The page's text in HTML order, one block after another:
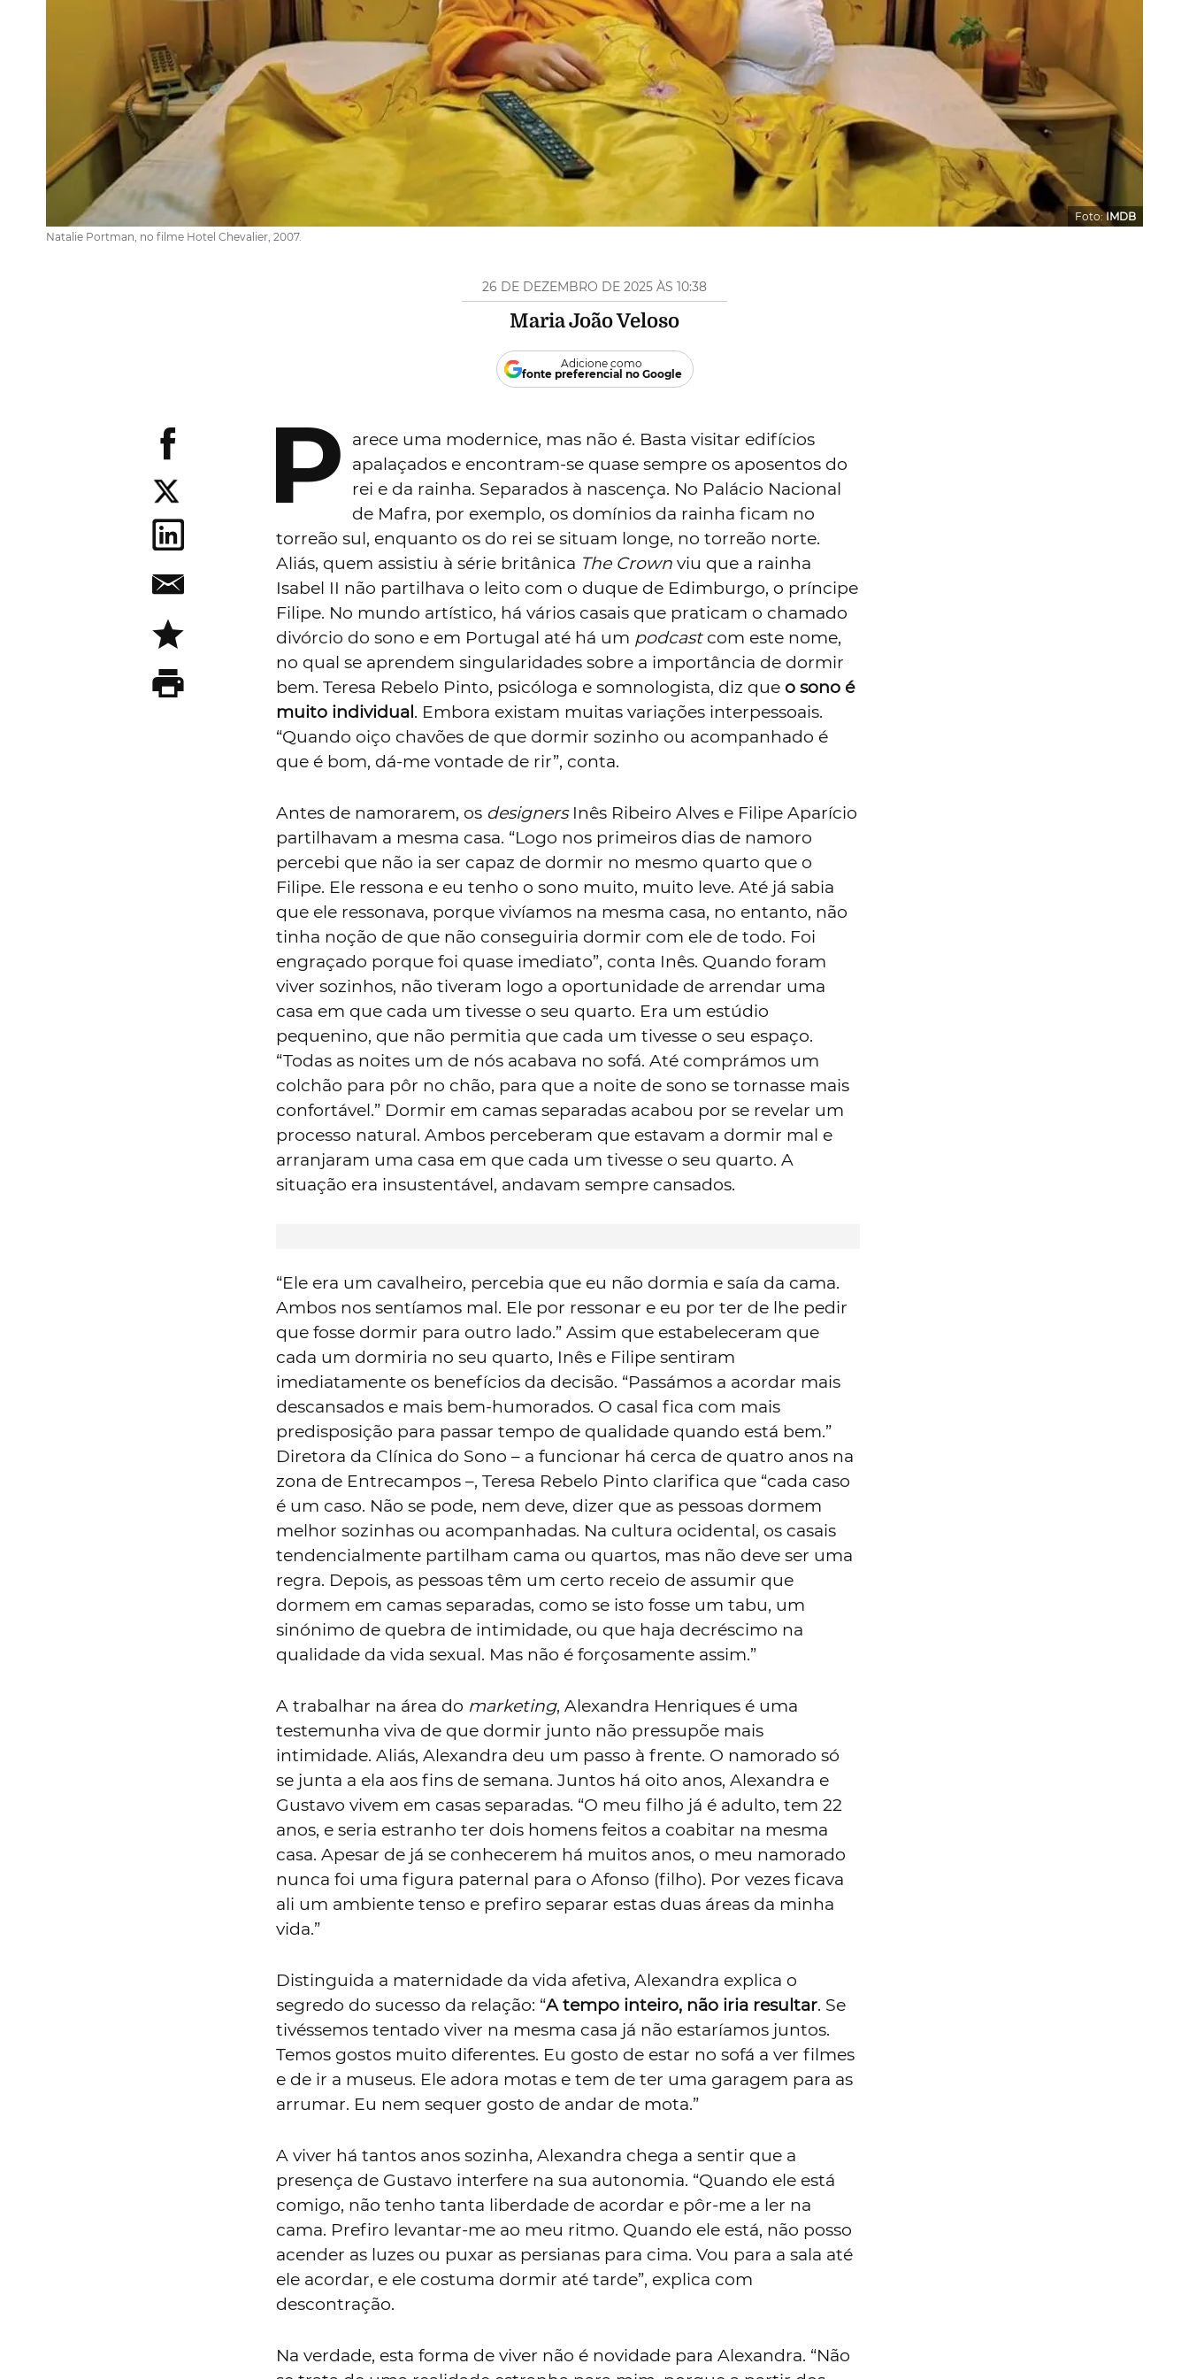
Natalie Portman, no filme Hotel Chevalier, 2007.
Foto:IMDB
26 DE DEZEMBRO DE 2025 ÀS 10:38
Maria João Veloso
Adicione como
fonte preferencial no Google
P
arece uma modernice, mas não é. Basta visitar edifícios
apalaçados e encontram-se quase sempre os aposentos do
rei e da rainha. Separados à nascença. No Palácio Nacional
de Mafra, por exemplo, os domínios da rainha ficam no
torreão sul, enquanto os do rei se situam longe, no torreão norte.
Aliás, quem assistiu à série britânica The Crown viu que a rainha
Isabel II não partilhava o leito com o duque de Edimburgo, o príncipe
Filipe. No mundo artístico, há vários casais que praticam o chamado
divórcio do sono e em Portugal até há um podcast com este nome,
no qual se aprendem singularidades sobre a importância de dormir
bem. Teresa Rebelo Pinto, psicóloga e somnologista, diz que o sono é
muito individual. Embora existam muitas variações interpessoais.
“Quando oiço chavões de que dormir sozinho ou acompanhado é
que é bom, dá-me vontade de rir”, conta.
Antes de namorarem, os designers Inês Ribeiro Alves e Filipe Aparício
partilhavam a mesma casa. “Logo nos primeiros dias de namoro
percebi que não ia ser capaz de dormir no mesmo quarto que o
Filipe. Ele ressona e eu tenho o sono muito, muito leve. Até já sabia
que ele ressonava, porque vivíamos na mesma casa, no entanto, não
tinha noção de que não conseguiria dormir com ele de todo. Foi
engraçado porque foi quase imediato”, conta Inês. Quando foram
viver sozinhos, não tiveram logo a oportunidade de arrendar uma
casa em que cada um tivesse o seu quarto. Era um estúdio
pequenino, que não permitia que cada um tivesse o seu espaço.
“Todas as noites um de nós acabava no sofá. Até comprámos um
colchão para pôr no chão, para que a noite de sono se tornasse mais
confortável.” Dormir em camas separadas acabou por se revelar um
processo natural. Ambos perceberam que estavam a dormir mal e
arranjaram uma casa em que cada um tivesse o seu quarto. A
situação era insustentável, andavam sempre cansados.
“Ele era um cavalheiro, percebia que eu não dormia e saía da cama.
Ambos nos sentíamos mal. Ele por ressonar e eu por ter de lhe pedir
que fosse dormir para outro lado.” Assim que estabeleceram que
cada um dormiria no seu quarto, Inês e Filipe sentiram
imediatamente os benefícios da decisão. “Passámos a acordar mais
descansados e mais bem-humorados. O casal fica com mais
predisposição para passar tempo de qualidade quando está bem.”
Diretora da Clínica do Sono – a funcionar há cerca de quatro anos na
zona de Entrecampos –, Teresa Rebelo Pinto clarifica que “cada caso
é um caso. Não se pode, nem deve, dizer que as pessoas dormem
melhor sozinhas ou acompanhadas. Na cultura ocidental, os casais
tendencialmente partilham cama ou quartos, mas não deve ser uma
regra. Depois, as pessoas têm um certo receio de assumir que
dormem em camas separadas, como se isto fosse um tabu, um
sinónimo de quebra de intimidade, ou que haja decréscimo na
qualidade da vida sexual. Mas não é forçosamente assim.”
A trabalhar na área do marketing, Alexandra Henriques é uma
testemunha viva de que dormir junto não pressupõe mais
intimidade. Aliás, Alexandra deu um passo à frente. O namorado só
se junta a ela aos fins de semana. Juntos há oito anos, Alexandra e
Gustavo vivem em casas separadas. “O meu filho já é adulto, tem 22
anos, e seria estranho ter dois homens feitos a coabitar na mesma
casa. Apesar de já se conhecerem há muitos anos, o meu namorado
nunca foi uma figura paternal para o Afonso (filho). Por vezes ficava
ali um ambiente tenso e prefiro separar estas duas áreas da minha
vida.”
Distinguida a maternidade da vida afetiva, Alexandra explica o
segredo do sucesso da relação: “A tempo inteiro, não iria resultar. Se
tivéssemos tentado viver na mesma casa já não estaríamos juntos.
Temos gostos muito diferentes. Eu gosto de estar no sofá a ver filmes
e de ir a museus. Ele adora motas e tem de ter uma garagem para as
arrumar. Eu nem sequer gosto de andar de mota.”
A viver há tantos anos sozinha, Alexandra chega a sentir que a
presença de Gustavo interfere na sua autonomia. “Quando ele está
comigo, não tenho tanta liberdade de acordar e pôr-me a ler na
cama. Prefiro levantar-me ao meu ritmo. Quando ele está, não posso
acender as luzes ou puxar as persianas para cima. Vou para a sala até
ele acordar, e ele costuma dormir até tarde”, explica com
descontração.
Na verdade, esta forma de viver não é novidade para Alexandra. “Não